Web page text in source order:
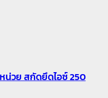
น่วย สกัดยึดไอซ์ 250